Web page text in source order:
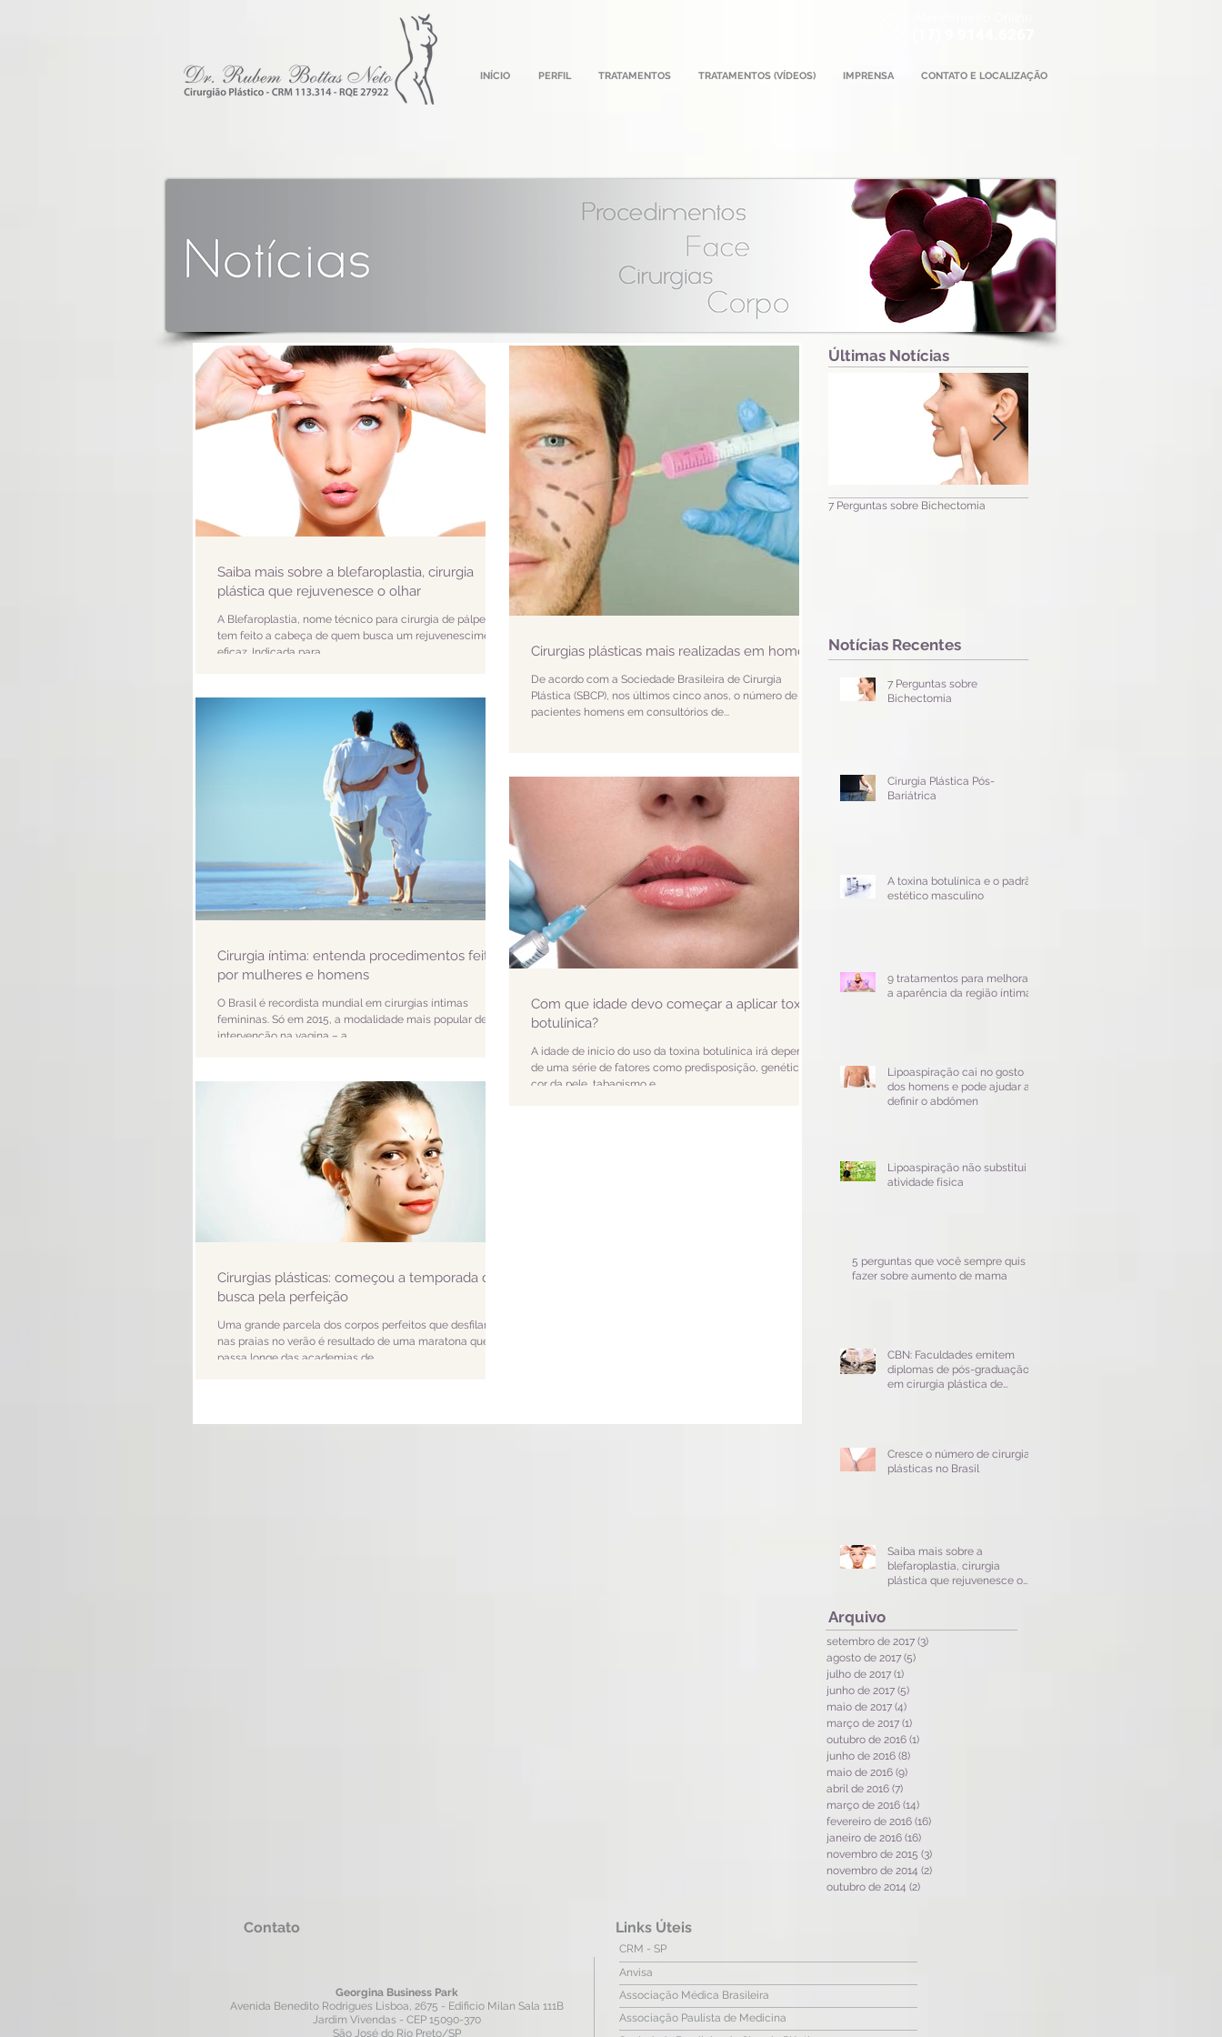
INÍCIO PERFIL TRATAMENTOS TRATAMENTOS (VÍDEOS) IMPRENSA CONTATO E LOCALIZAÇÃO
Saiba mais sobre a blefaroplastia, cirurgia
plástica que rejuvenesce o olhar
A Blefaroplastia, nome técnico para cirurgia de pálpebra,
tem feito a cabeça de quem busca um rejuvenescimento
eficaz. Indicada para...
Cirurgias plásticas mais realizadas em homens
De acordo com a Sociedade Brasileira de Cirurgia
Plástica (SBCP), nos últimos cinco anos, o número de
pacientes homens em consultórios de...
Cirurgia íntima: entenda procedimentos feitos
por mulheres e homens
O Brasil é recordista mundial em cirurgias íntimas
femininas. Só em 2015, a modalidade mais popular de
intervenção na vagina – a...
Com que idade devo começar a aplicar toxina
botulínica?
A idade de início do uso da toxina botulínica irá depender
de uma série de fatores como predisposição, genética,
cor da pele, tabagismo e...
Cirurgias plásticas: começou a temporada de
busca pela perfeição
Uma grande parcela dos corpos perfeitos que desfilam
nas praias no verão é resultado de uma maratona que
passa longe das academias de...
Últimas Notícias
7 Perguntas sobre Bichectomia
Notícias Recentes
7 Perguntas sobre
Bichectomia
Cirurgia Plástica Pós-
Bariátrica
A toxina botulínica e o padrão
estético masculino
9 tratamentos para melhorar
a aparência da região íntima
Lipoaspiração cai no gosto
dos homens e pode ajudar a
definir o abdômen
Lipoaspiração não substitui
atividade física
5 perguntas que você sempre quis
fazer sobre aumento de mama
CBN: Faculdades emitem
diplomas de pós-graduação
em cirurgia plástica de
Cresce o número de cirurgias
plásticas no Brasil
Saiba mais sobre a
blefaroplastia, cirurgia
plástica que rejuvenesce o
Arquivo
setembro de 2017 (3)
agosto de 2017 (5)
julho de 2017 (1)
junho de 2017 (5)
maio de 2017 (4)
março de 2017 (1)
outubro de 2016 (1)
junho de 2016 (8)
maio de 2016 (9)
abril de 2016 (7)
março de 2016 (14)
fevereiro de 2016 (16)
janeiro de 2016 (16)
novembro de 2015 (3)
novembro de 2014 (2)
outubro de 2014 (2)
Contato Links Úteis
Georgina Business Park
Avenida Benedito Rodrigues Lisboa, 2675 - Edificio Milan Sala 111B
Jardim Vivendas - CEP 15090-370
São José do Rio Preto/SP
CRM - SP
Anvisa
Associação Médica Brasileira
Associação Paulista de Medicina